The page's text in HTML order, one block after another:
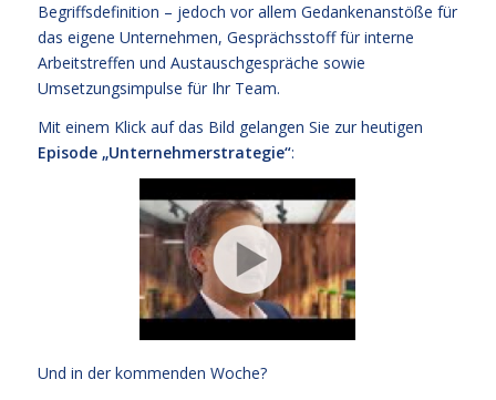
Begriffsdefinition – jedoch vor allem Gedankenanstöße für
das eigene Unternehmen, Gesprächsstoff für interne
Arbeitstreffen und Austauschgespräche sowie
Umsetzungsimpulse für Ihr Team.
Mit einem Klick auf das Bild gelangen Sie zur heutigen
Episode „Unternehmerstrategie“:
Und in der kommenden Woche?